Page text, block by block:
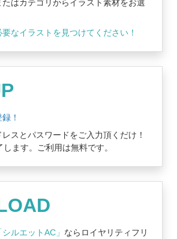
はカテゴリからイラスト素材をお選
なイラストを見つけてください！
！
スとパスワードをご入力頂くだけ！
ます。ご利用は無料です。
シルエットAC」 ならロイヤリティフリ